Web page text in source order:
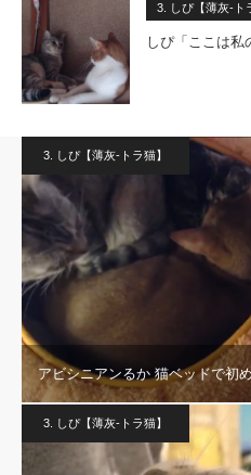
3. しぴ【薄灰-ト
しぴ「ここは私
3. しぴ【薄灰-トラ猫】
アビシニアンるか 猫ベッドで初
3. しぴ【薄灰-トラ猫】